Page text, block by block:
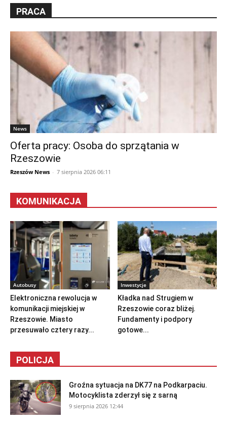
PRACA
News
Oferta pracy: Osoba do sprzątania w
Rzeszowie
Rzeszów News - 7 sierpnia 2026 06:11
KOMUNIKACJA
Autobusy
Elektroniczna rewolucja w
komunikacji miejskiej w
Rzeszowie. Miasto
przesuwało cztery razy...
Inwestycje
Kładka nad Strugiem w
Rzeszowie coraz bliżej.
Fundamenty i podpory
gotowe...
POLICJA
Groźna sytuacja na DK77 na Podkarpaciu.
Motocyklista zderzył się z sarną
9 sierpnia 2026 12:44